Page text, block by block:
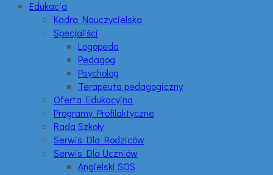
Edukacja
Kadra Nauczycielska
Specjaliści
Logopeda
Pedagog
Psycholog
Terapeuta pedagogiczny
Oferta Edukacyjna
Programy Profilaktyczne
Rada Szkoły
Serwis Dla Rodziców
Serwis Dla Uczniów
Angielski SOS